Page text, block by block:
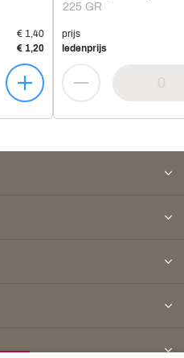
€ 1,40
€ 1,20
225 GR
prijs
ledenprijs